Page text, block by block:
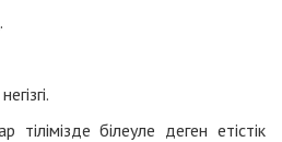
білеуле деген етістік